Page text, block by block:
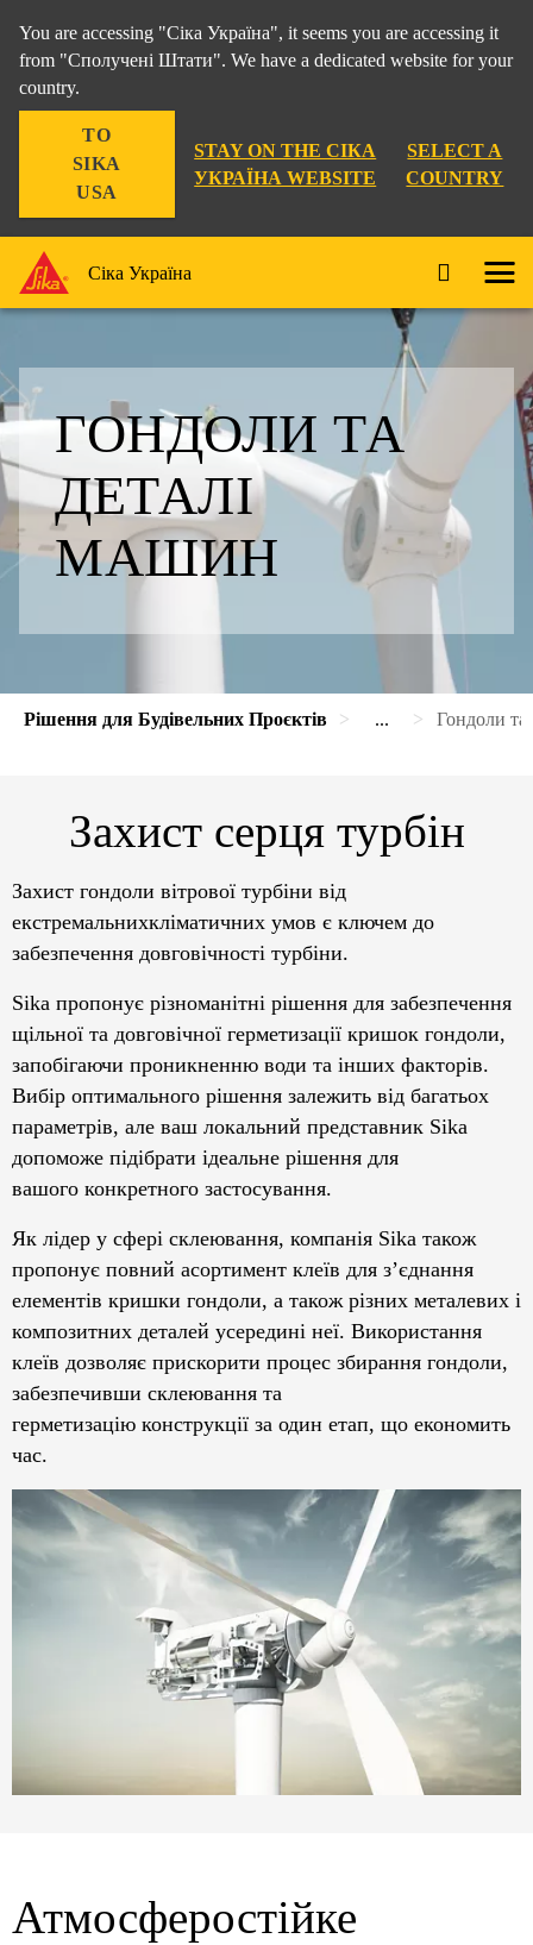
You are accessing "Сіка Україна", it seems you are accessing it
from "Сполучені Штати". We have a dedicated website for your
country.
TO
SIKA
USA
STAY ON THE СІКА
УКРАЇНА WEBSITE
SELECT A
COUNTRY
Сіка Україна
ГОНДОЛИ ТА
ДЕТАЛІ
МАШИН
Рішення для Будівельних Проєктів ... Гондоли та
Захист серця турбін
Захист гондоли вітрової турбіни від
екстремальнихкліматичних умов є ключем до
забезпечення довговічності турбіни.
Sika пропонує різноманітні рішення для забезпечення
щільної та довговічної герметизації кришок гондоли,
запобігаючи проникненню води та інших факторів.
Вибір оптимального рішення залежить від багатьох
параметрів, але ваш локальний представник Sika
допоможе підібрати ідеальне рішення для
вашого конкретного застосування.
Як лідер у сфері склеювання, компанія Sika також
пропонує повний асортимент клеїв для з’єднання
елементів кришки гондоли, а також різних металевих і
композитних деталей усередині неї. Використання
клеїв дозволяє прискорити процес збирання гондоли,
забезпечивши склеювання та
герметизацію конструкції за один етап, що економить
час.
Атмосферостійке